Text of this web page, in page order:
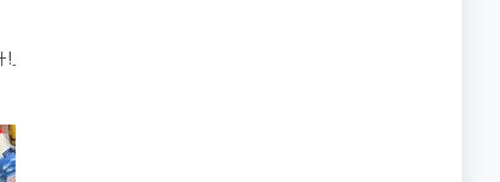
的行動電源機身已標示「10000mAh」，卻仍被要求當場
解暑，冬瓜仲有好多鮮為人知嘅好處：減肥、消水腫、降血
!｣ 長時間對住電腦､剪片寫稿,成日覺得眼睛乾澀､腦袋好似｢斷